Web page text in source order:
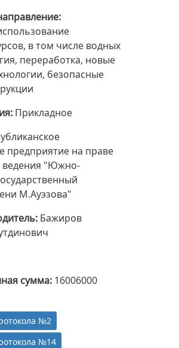
в том числе водных
переработка, новые
безопасные
Прикладное
предприятие на праве
ведения "Южно-
М.Ауэзова"
Бажиров
сумма 16006000
№2
№14